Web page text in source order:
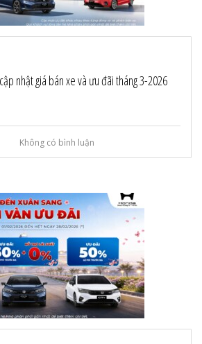
nhật giá bán xe và ưu đãi tháng 3-2026
Không có bình luận